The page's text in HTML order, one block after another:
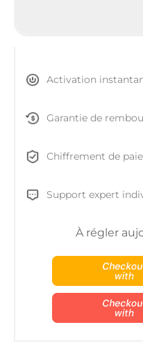
Activation
Garantie de
Chiffrement de
Support expert
À régler